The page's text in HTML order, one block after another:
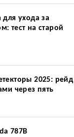
ухода за
тест на старой
2025: рейд
через пять
787B